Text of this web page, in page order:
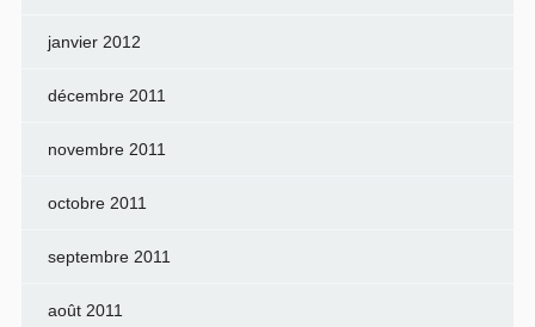
janvier 2012
décembre 2011
novembre 2011
octobre 2011
septembre 2011
août 2011